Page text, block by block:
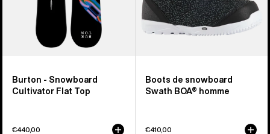
Burton - Snowboard
Cultivator Flat Top
€440,00
Boots de snowboard
Swath BOA® homme
€410,00